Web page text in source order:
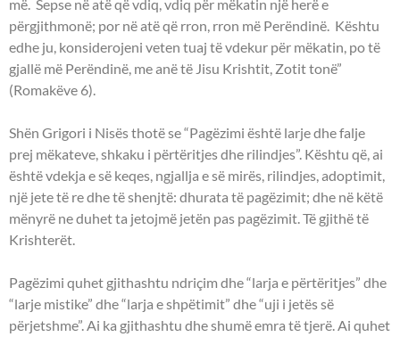
më. Sepse në atë që vdiq, vdiq për mëkatin një herë e
përgjithmonë; por në atë që rron, rron më Perëndinë. Kështu
edhe ju, konsiderojeni veten tuaj të vdekur për mëkatin, po të
gjallë më Perëndinë, me anë të Jisu Krishtit, Zotit tonë”
(Romakëve 6).
Shën Grigori i Nisës thotë se “Pagëzimi është larje dhe falje
prej mëkateve, shkaku i përtëritjes dhe rilindjes”. Kështu që, ai
është vdekja e së keqes, ngjallja e së mirës, rilindjes, adoptimit,
një jete të re dhe të shenjtë: dhurata të pagëzimit; dhe në këtë
mënyrë ne duhet ta jetojmë jetën pas pagëzimit. Të gjithë të
Krishterët.
Pagëzimi quhet gjithashtu ndriçim dhe “larja e përtëritjes” dhe
“larje mistike” dhe “larja e shpëtimit” dhe “uji i jetës së
përjetshme”. Ai ka gjithashtu dhe shumë emra të tjerë. Ai quhet